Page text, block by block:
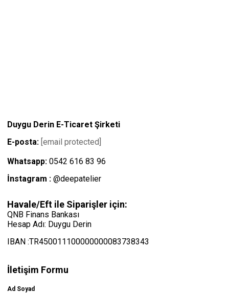
Duygu Derin E-Ticaret Şirketi
E-posta: [email protected]
Whatsapp:0542 616 83 96
İnstagram : @deepatelier
Havale/Eft ile Siparişler için:
QNB Finans Bankası
Hesap Adı: Duygu Derin
IBAN :TR450011100000000083738343
İletişim Formu
Ad Soyad